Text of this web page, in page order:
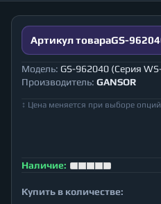
Артикул товараGS-
Модель: GS-962040 (Серия
Производитель: GANSOR
↕ Цена меняется при выборе опций
Наличие:
Купить в количестве: